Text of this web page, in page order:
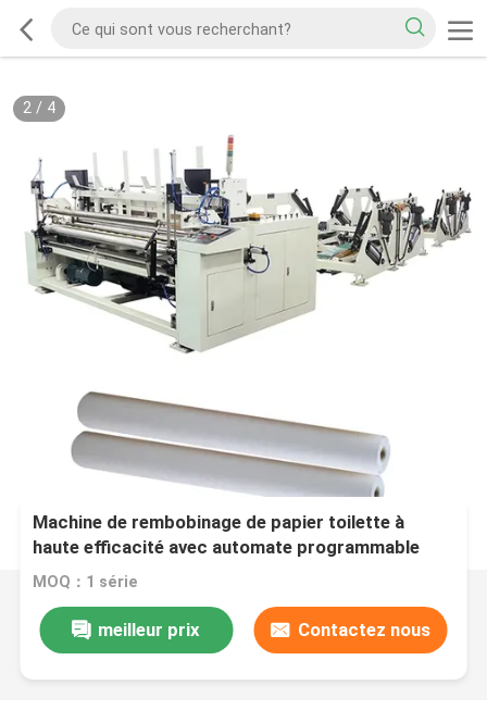
2/ 4
Machine de rembobinage de papier toilette à
haute efficacité avec automate programmable
(PLC) et unité de lamination de colle pour essuie-
MOQ：1 série
meilleur prix Contactez nous